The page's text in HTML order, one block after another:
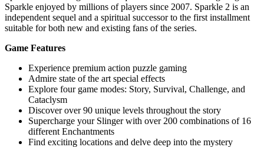
Sparkle enjoyed by millions of players since 2007. Sparkle 2 is an
independent sequel and a spiritual successor to the first installment
suitable for both new and existing fans of the series.
Game Features
Experience premium action puzzle gaming
Admire state of the art special effects
Explore four game modes: Story, Survival, Challenge, and
Cataclysm
Discover over 90 unique levels throughout the story
Supercharge your Slinger with over 200 combinations of 16
different Enchantments
Find exciting locations and delve deep into the mystery